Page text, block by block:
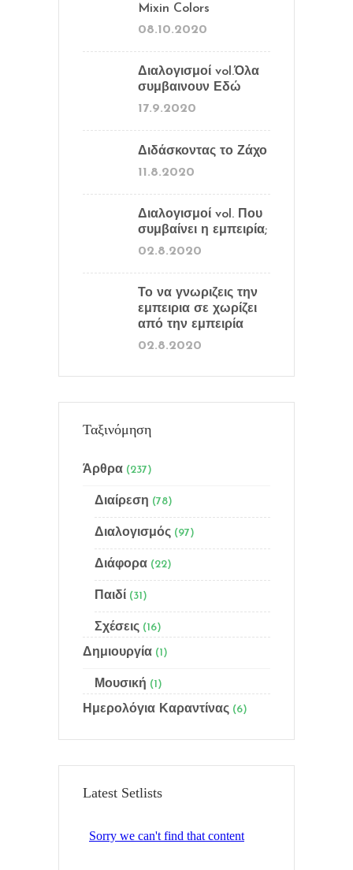
Mixin Colors
08.10.2020
Διαλογισμοί vol.Όλα
συμβαινουν Εδώ
17.9.2020
Διδάσκοντας το Ζάχο
11.8.2020
Διαλογισμοί vol. Που
συμβαίνει η εμπειρία;
02.8.2020
Το να γνωριζεις την
εμπειρια σε χωρίζει
από την εμπειρία
02.8.2020
Ταξινόμηση
Άρθρα (237)
Διαίρεση (78)
Διαλογισμός (97)
Διάφορα (22)
Παιδί (31)
Σχέσεις (16)
Δημιουργία (1)
Μουσική (1)
Ημερολόγια Καραντίνας (6)
Latest Setlists
Αρχική
Ποιός είμαι
Γίνε μέλος
Email Subscription
Αναζήτηση